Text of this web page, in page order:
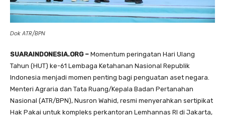
Dok ATR/BPN
SUARAINDONESIA.ORG – Momentum peringatan Hari Ulang
Tahun (HUT) ke-61 Lembaga Ketahanan Nasional Republik
Indonesia menjadi momen penting bagi penguatan aset negara.
Menteri Agraria dan Tata Ruang/Kepala Badan Pertanahan
Nasional (ATR/BPN), Nusron Wahid, resmi menyerahkan sertipikat
Hak Pakai untuk kompleks perkantoran Lemhannas RI di Jakarta,